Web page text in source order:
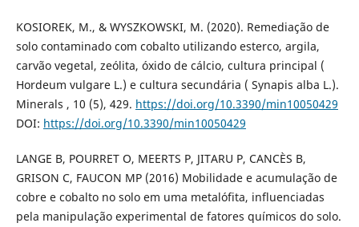
KOSIOREK, M., & WYSZKOWSKI, M. (2020). Remediação de
solo contaminado com cobalto utilizando esterco, argila,
carvão vegetal, zeólita, óxido de cálcio, cultura principal (
Hordeum vulgare L.) e cultura secundária ( Synapis alba L.).
Minerals , 10 (5), 429. https://doi.org/10.3390/min10050429
DOI: https://doi.org/10.3390/min10050429
LANGE B, POURRET O, MEERTS P, JITARU P, CANCÈS B,
GRISON C, FAUCON MP (2016) Mobilidade e acumulação de
cobre e cobalto no solo em uma metalófita, influenciadas
pela manipulação experimental de fatores químicos do solo.